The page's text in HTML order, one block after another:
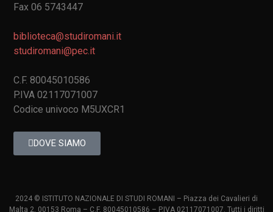
Fax 06 5743447
biblioteca@studiromani.it
studiromani@pec.it
C.F. 80045010586
P.IVA 02117071007
Codice univoco M5UXCR1
DOVE SIAMO
2024 © ISTITUTO NAZIONALE DI STUDI ROMANI – Piazza dei Cavalieri di
Malta 2, 00153 Roma – C.F. 80045010586 – P.IVA 02117071007. Tutti i diritti